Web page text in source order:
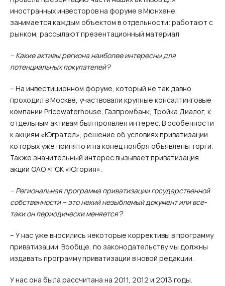
иностранных инвесторов на форуме в Мюнхене,
занимается каждым объектом в отдельности: работают с
рынком, рассылают презентационный материал.
– Какие активы региона наиболее интересны для
потенциальных покупателей?
– На инвестиционном форуме, который не так давно
проходил в Москве, участвовали крупные консалтинговые
компании Pricewaterhouse, Газпромбанк, Тройка Диалог, к
отдельным активам был проявлен интерес. В особенности
к акциям «Югрател», решение об условиях приватизации
которых уже принято и на конец ноября объявлены торги.
Также значительный интерес вызывает приватизация
акций ОАО «ГСК «Югория».
– Региональная программа приватизации государственной
собственности – это некий незыблемый документ или все-
таки он периодически меняется?
– У нас уже вносились некоторые коррективы в программу
приватизации. Вообще, по законодательству мы должны
издавать программу приватизации в новой редакции.
У нас она была рассчитана на 2011, 2012 и 2013 годы.